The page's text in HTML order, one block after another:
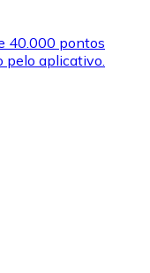
40.000 pontos
pelo aplicativo.